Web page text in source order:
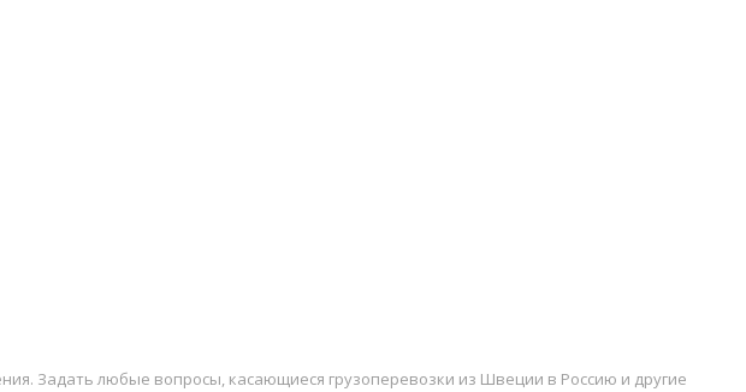
Задать любые вопросы, касающиеся грузоперевозки из Швеции в Россию и другие